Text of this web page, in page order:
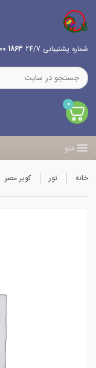
شماره پشتیبانی 24/7 1863 700 0911
0
منو
خانه تور کویر مصر